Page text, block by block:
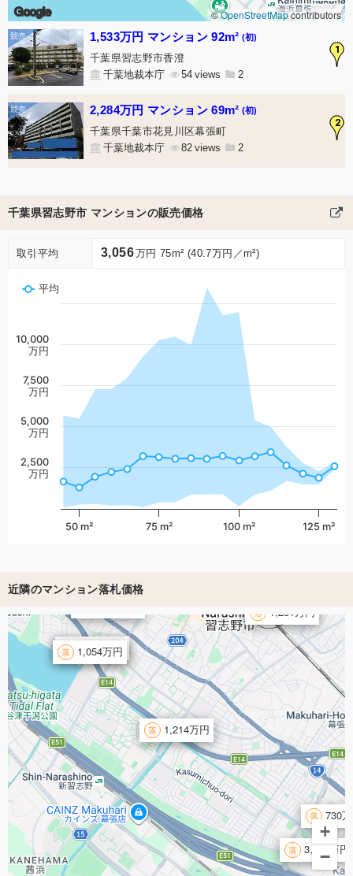
Google ©OpenStreetMapcontributors
1
1,533万円 マンション 92m² (初)
千葉県習志野市香澄
千葉地裁本庁
54 2
2
2,284万円 マンション 69m² (初)
千葉県千葉市花見川区幕張町
千葉地裁本庁
82 2
千葉県習志野市 マンションの販売価格
取引平均 3,056万円 75m² (40.7万円／m²)
平均
100 m²
50 m² 75 m² 125 m²
2,500
万円
5,000
万円
7,500
万円
10,000
万円
近隣のマンション落札価格
3,133万円
1,271万円
1,251万円
1,214万円
1,054万円
730
+
−